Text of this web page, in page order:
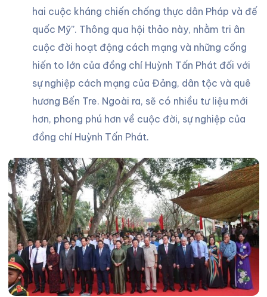
hai cuộc kháng chiến chống thực dân Pháp và đế
quốc Mỹ”. Thông qua hội thảo này, nhằm tri ân
cuộc đời hoạt động cách mạng và những cống
hiến to lớn của đồng chí Huỳnh Tấn Phát đối với
sự nghiệp cách mạng của Đảng, dân tộc và quê
hương Bến Tre. Ngoài ra, sẽ có nhiều tư liệu mới
hơn, phong phú hơn về cuộc đời, sự nghiệp của
đồng chí Huỳnh Tấn Phát.